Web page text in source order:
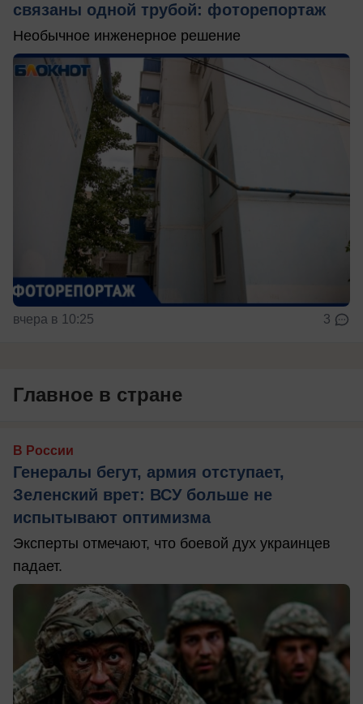
связаны одной трубой: фоторепортаж
Необычное инженерное решение
вчера в 10:25 3
Главное в стране
В России
Генералы бегут, армия отступает,
Зеленский врет: ВСУ больше не
испытывают оптимизма
Эксперты отмечают, что боевой дух украинцев
падает.